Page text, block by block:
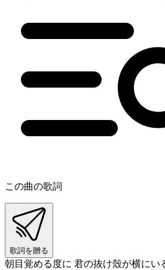
この曲の歌詞
歌詞を贈る
朝目覚める度に 君の抜け殼が横にい